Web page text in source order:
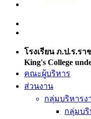
โรงเรียน ภ.ป.ร.ร
King's College
คณะผู้บริหาร
ส่วนงาน
กลุ่มบริหารง
กลุ่มบริ